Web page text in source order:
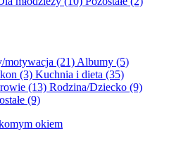
motywacja (21) Albumy (5)
(3) Kuchnia i dieta (35)
(13) Rodzina/Dziecko (9)
(9)